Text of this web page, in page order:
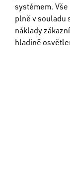
systémem.
plně v souladu
náklady
hladině